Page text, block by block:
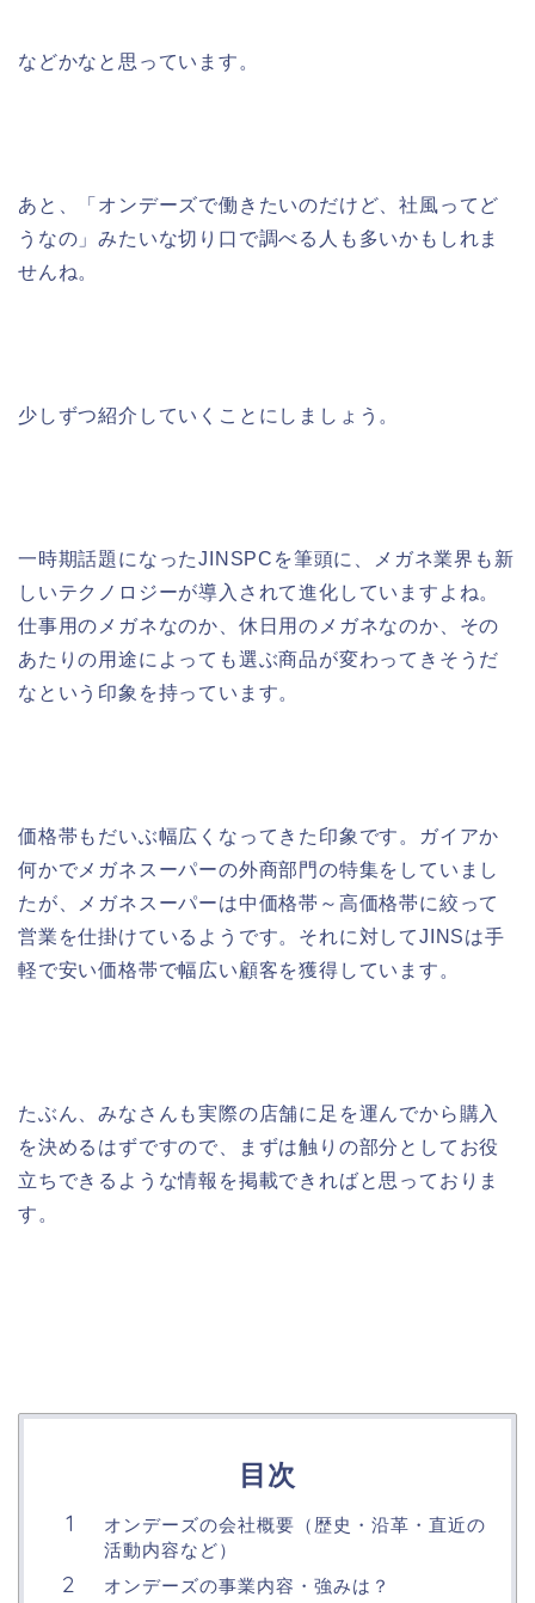
などかなと思っています。
あと、「オンデーズで働きたいのだけど、社風ってど
うなの」みたいな切り口で調べる人も多いかもしれま
せんね。
少しずつ紹介していくことにしましょう。
一時期話題になったJINSPCを筆頭に、メガネ業界も新
しいテクノロジーが導入されて進化していますよね。
仕事用のメガネなのか、休日用のメガネなのか、その
あたりの用途によっても選ぶ商品が変わってきそうだ
なという印象を持っています。
価格帯もだいぶ幅広くなってきた印象です。ガイアか
何かでメガネスーパーの外商部門の特集をしていまし
たが、メガネスーパーは中価格帯～高価格帯に絞って
営業を仕掛けているようです。それに対してJINSは手
軽で安い価格帯で幅広い顧客を獲得しています。
たぶん、みなさんも実際の店舗に足を運んでから購入
を決めるはずですので、まずは触りの部分としてお役
立ちできるような情報を掲載できればと思っておりま
す。
目次
オンデーズの会社概要（歴史・沿革・直近の
活動内容など）
オンデーズの事業内容・強みは？